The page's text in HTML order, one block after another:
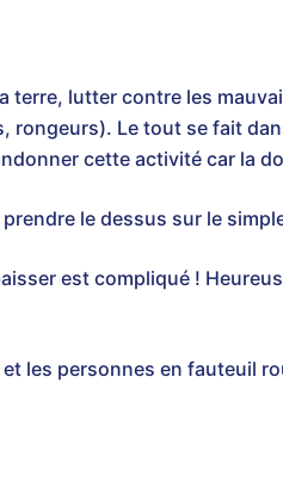
lutter contre les
rongeurs). Le tout se fait
cette activité car la
le dessus sur le
est compliqué !
les personnes en fauteuil